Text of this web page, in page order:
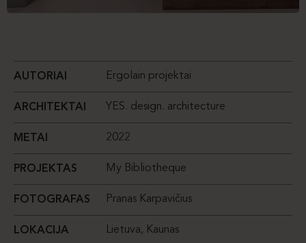
AUTORIAI Ergolain projektai
ARCHITEKTAI YES. design. architecture
METAI 2022
PROJEKTAS My Bibliotheque
FOTOGRAFAS Pranas Karpavičius
LOKACIJA Lietuva, Kaunas